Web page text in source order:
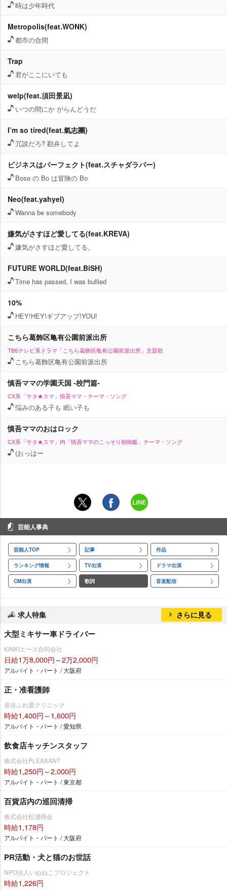
時は少年時代
Metropolis(feat.WONK)
都市の合間
Trap
君がここにいても
welp(feat.須田景凪)
いつの間にか がらんどうだ
I’m so tired(feat.氣志團)
冗談だろ? 勘弁してよ
ビジネスはパーフェクト(feat.スチャダラパー)
Bose の Bo は冒険の Bo
Neo(feat.yahyel)
Wanna be somebody
嫌気がさすほど愛してる(feat.KREVA)
嫌気がさすほど愛してる。
FUTURE WORLD(feat.BiSH)
Time has passed, I was bullied
10%
HEY!HEY!ギブアップ!YOU!
こちら葛飾区亀有公園前派出所
TBSテレビ系ドラマ「こちら葛飾区亀有公園前派出所」主題歌
こちら葛飾区亀有公園前派出所
慎吾ママの学園天国 -校門篇-
CX系「サタ★スマ」慎吾ママ・テーマ・ソング
悩みのある子も 眠い子も
慎吾ママのおはロック
CX系「サタ★スマ」内「慎吾ママのこっそり朝御飯」テーマ・ソング
(おっはー
芸能人事典
芸能人TOP 記事 作品
ランキング情報 TV出演 ドラマ出演
CM出演 歌詞 音楽配信
求人特集 さらに見る
大型ミキサー車ドライバー
KINKIエース合同会社
日給1万8,000円～2万2,000円
アルバイト・パート / 大阪府
正・准看護師
泉谷ふれ愛クリニック
時給1,400円～1,600円
アルバイト・パート / 愛知県
飲食店キッチンスタッフ
株式会社PLEASANT
時給1,250円～2,000円
アルバイト・パート / 東京都
百貨店内の巡回清掃
株式会社松浦商会
時給1,178円
アルバイト・パート / 大阪府
PR活動・犬と猫のお世話
NPO法人いぬねこプロジェクト
時給1,226円